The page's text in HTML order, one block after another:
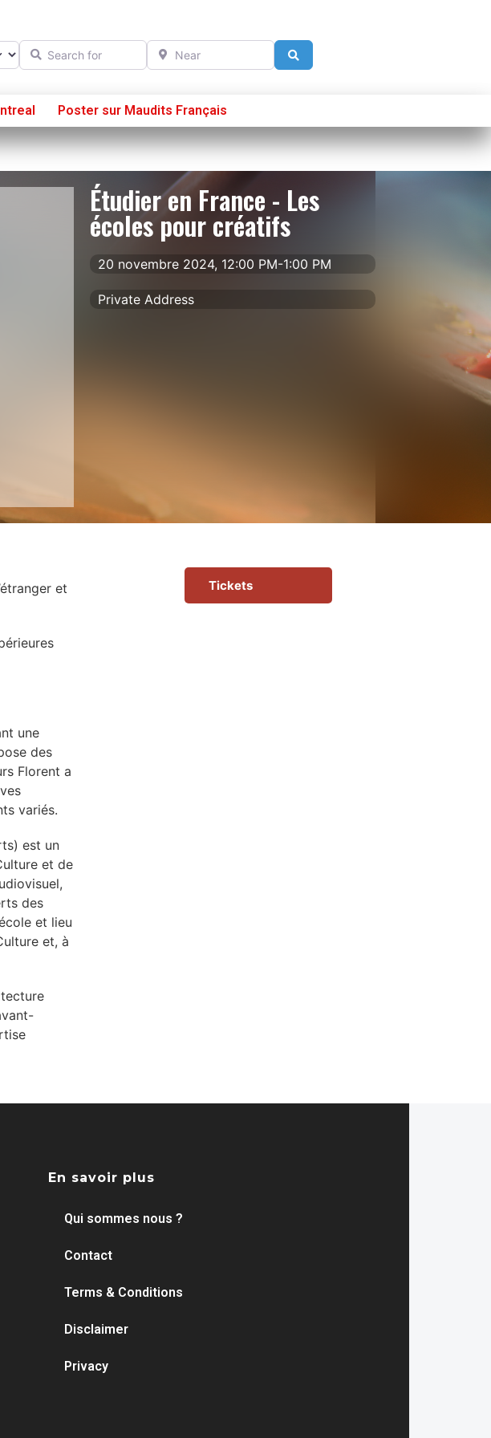
type
Search for Near
Poster sur Maudits Français
Étudier en France - Les
écoles pour créatifs
20 novembre 2024, 12:00 PM-1:00 PM
Private Address
et
une
des
Florent a
variés.
est un
et de
des
et lieu
et, à
Tickets
En savoir plus
Qui sommes nous ?
Contact
Terms & Conditions
Disclaimer
Privacy